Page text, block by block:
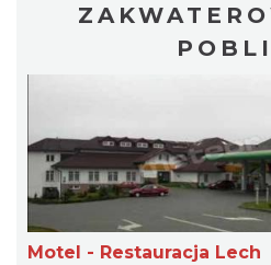
Motel - Restauracja Lech